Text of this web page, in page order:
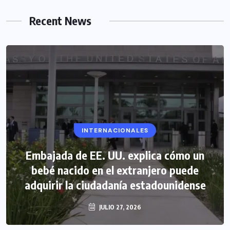
Recent News
INTERNACIONALES
Embajada de EE. UU. explica cómo un
bebé nacido en el extranjero puede
adquirir la ciudadanía estadounidense
JULIO 27, 2026